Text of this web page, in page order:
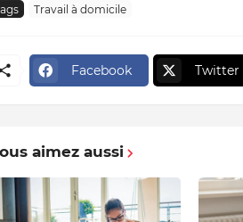
Travail à domicile
Facebook Twitter
aimez aussi